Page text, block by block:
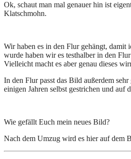
Ok, schaut man mal genauer hin ist
Klatschmohn.
Wir haben es in den Flur gehängt, damit
wurde haben wir es testhalber in den
Vielleicht macht es aber genau dieses
In den Flur passt das Bild außerdem
einigen Jahren selbst gestrichen und auf
Wie gefällt Euch mein neues Bild?
Nach dem Umzug wird es hier auf dem